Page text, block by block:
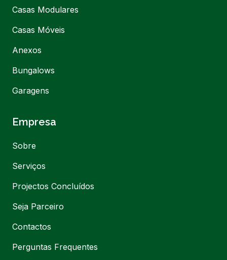
Casas Modulares
Casas Móveis
Anexos
Bungalows
Garagens
Empresa
Sobre
Serviços
Projectos Concluídos
Seja Parceiro
Contactos
Perguntas Frequentes